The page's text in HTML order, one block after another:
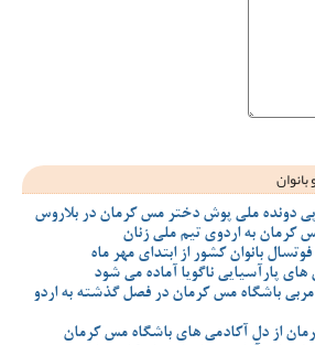
دونده ملی پوش دختر مس کرمان در بلاروس
به اردوی تیم ملی زنان
بانوان کشور از ابتدای مهر ماه
های پارآسیایی ناگویا آماده می شود
و مربی باشگاه مس کرمان در فصل گذشته به اردو
از دل آکادمی های باشگاه مس کرمان